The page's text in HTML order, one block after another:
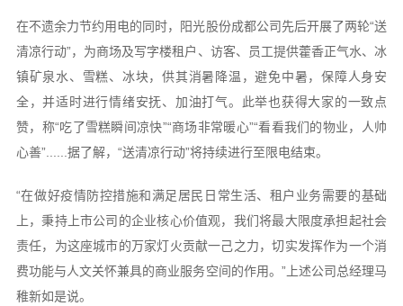
在不遗余力节约用电的同时，阳光股份成都公司先后开展了两轮“送
清凉行动”，为商场及写字楼租户、访客、员工提供藿香正气水、冰
镇矿泉水、雪糕、冰块，供其消暑降温，避免中暑，保障人身安
全，并适时进行情绪安抚、加油打气。此举也获得大家的一致点
赞，称“吃了雪糕瞬间凉快”“商场非常暖心”“看看我们的物业，人帅
心善”......据了解，“送清凉行动”将持续进行至限电结束。
“在做好疫情防控措施和满足居民日常生活、租户业务需要的基础
上，秉持上市公司的企业核心价值观，我们将最大限度承担起社会
责任，为这座城市的万家灯火贡献一己之力，切实发挥作为一个消
费功能与人文关怀兼具的商业服务空间的作用。”上述公司总经理马
稚新如是说。